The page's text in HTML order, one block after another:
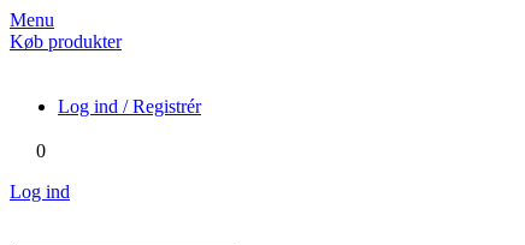
Menu
Køb produkter
Log ind / Registrér
0
Log ind